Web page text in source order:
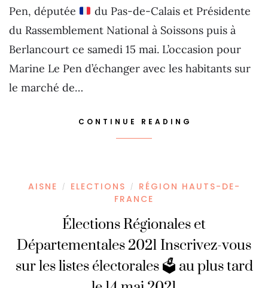
Pen, députée
du Pas-de-Calais et Présidente
du Rassemblement National à Soissons puis à
Berlancourt ce samedi 15 mai. L’occasion pour
Marine Le Pen d’échanger avec les habitants sur
le marché de…
CONTINUE READING
AISNE / ELECTIONS /
RÉGION HAUTS-DE-
FRANCE
Élections Régionales et
Départementales 2021 Inscrivez-vous
sur les listes électorales 🗳 au plus tard